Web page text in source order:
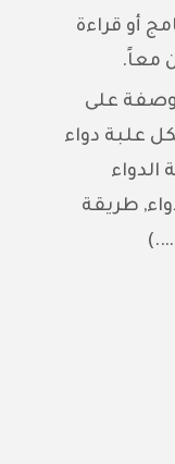
أو قراءة
معاً.
على
علبة دواء
الدواء
طريقة